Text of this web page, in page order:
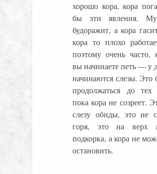
хорошо кора, кора
бы эти явления.
будоражит, а кора
кора то плохо
поэтому очень часто,
вы начинаете петь — у
начинаются слезы. Это
продолжаться до тех
пока кора не созреет.
слезу обиды, это не
горя, это на верх
подкорка, а кора не
остановить.